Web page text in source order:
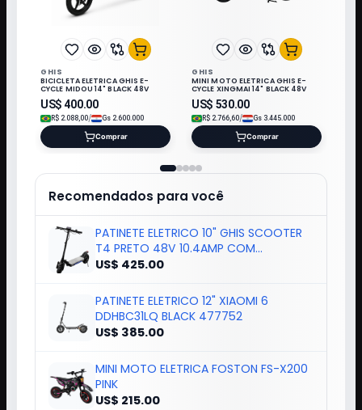
GHIS
BICICLETA ELETRICA GHIS E-
CYCLE MIDOU 14" BLACK 48V
US$ 400.00
R$ 2.088,00/ Gs 2.600.000
Comprar
GHIS
MINI MOTO ELETRICA GHIS E-
CYCLE XINGMAI 14" BLACK 48V
US$ 530.00
R$ 2.766,60/ Gs 3.445.000
Comprar
Recomendados para você
PATINETE ELETRICO 10" GHIS SCOOTER
T4 PRETO 48V 10.4AMP COM
APP+PISCA
US$ 425.00
PATINETE ELETRICO 12" XIAOMI 6
DDHBC31LQ BLACK 477752
US$ 385.00
MINI MOTO ELETRICA FOSTON FS-X200
PINK
US$ 215.00